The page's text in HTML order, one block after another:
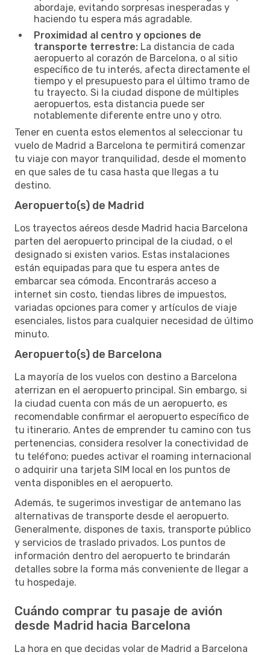
abordaje, evitando sorpresas inesperadas y
haciendo tu espera más agradable.
Proximidad al centro y opciones de
transporte terrestre: La distancia de cada
aeropuerto al corazón de Barcelona, o al sitio
específico de tu interés, afecta directamente el
tiempo y el presupuesto para el último tramo de
tu trayecto. Si la ciudad dispone de múltiples
aeropuertos, esta distancia puede ser
notablemente diferente entre uno y otro.
Tener en cuenta estos elementos al seleccionar tu
vuelo de Madrid a Barcelona te permitirá comenzar
tu viaje con mayor tranquilidad, desde el momento
en que sales de tu casa hasta que llegas a tu
destino.
Aeropuerto(s) de Madrid
Los trayectos aéreos desde Madrid hacia Barcelona
parten del aeropuerto principal de la ciudad, o el
designado si existen varios. Estas instalaciones
están equipadas para que tu espera antes de
embarcar sea cómoda. Encontrarás acceso a
internet sin costo, tiendas libres de impuestos,
variadas opciones para comer y artículos de viaje
esenciales, listos para cualquier necesidad de último
minuto.
Aeropuerto(s) de Barcelona
La mayoría de los vuelos con destino a Barcelona
aterrizan en el aeropuerto principal. Sin embargo, si
la ciudad cuenta con más de un aeropuerto, es
recomendable confirmar el aeropuerto específico de
tu itinerario. Antes de emprender tu camino con tus
pertenencias, considera resolver la conectividad de
tu teléfono; puedes activar el roaming internacional
o adquirir una tarjeta SIM local en los puntos de
venta disponibles en el aeropuerto.
Además, te sugerimos investigar de antemano las
alternativas de transporte desde el aeropuerto.
Generalmente, dispones de taxis, transporte público
y servicios de traslado privados. Los puntos de
información dentro del aeropuerto te brindarán
detalles sobre la forma más conveniente de llegar a
tu hospedaje.
Cuándo comprar tu pasaje de avión
desde Madrid hacia Barcelona
La hora en que decidas volar de Madrid a Barcelona